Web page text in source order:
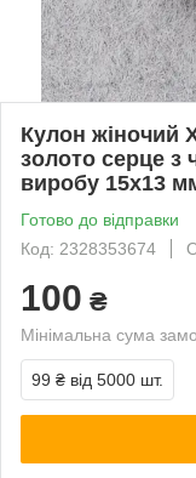
Кулон жіночий
золото серце з
виробу 15х13
Готово до відправки
Код: 2328353674
100 ₴
Мінімальна сума
99 ₴ від 5000 шт.